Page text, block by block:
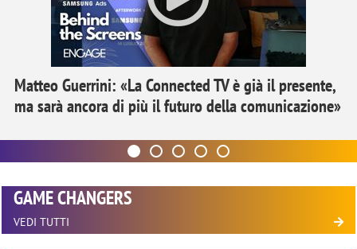
Matteo Guerrini: «La Connected TV è già il presente,
ma sarà ancora di più il futuro della comunicazione»
GAME CHANGERS
VEDI TUTTI